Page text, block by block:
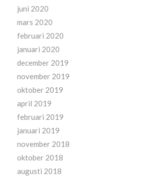
juni 2020
mars 2020
februari 2020
januari 2020
december 2019
november 2019
oktober 2019
april 2019
februari 2019
januari 2019
november 2018
oktober 2018
augusti 2018